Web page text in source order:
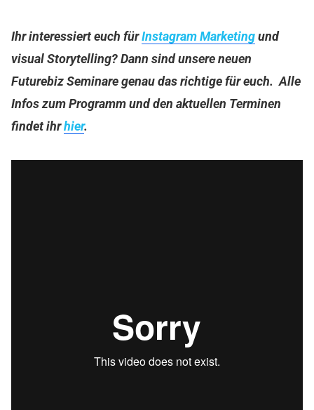
Ihr interessiert euch fürInstagram Marketingund
visual Storytelling? Dann sind unsere neuen
Futurebiz Seminare genau das richtige für euch. Alle
Infos zum Programm und den aktuellen Terminen
findet ihrhier.